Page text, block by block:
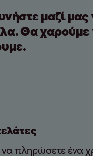
μαζί
Θα χαρούμε
πληρώσετε ένα